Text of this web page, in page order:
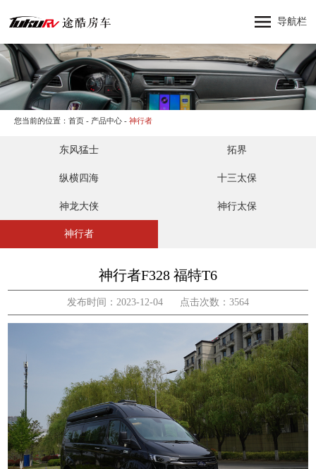
导航栏
神行太保
神龙大侠
十三太保
东风猛士
新闻资讯
您当前的位置：首页- 产品中心 -神行者
东风猛士 拓界
纵横四海 十三太保
神龙大侠 神行太保
神行者
神行者F328 福特T6
发布时间：2023-12-04 点击次数：3564